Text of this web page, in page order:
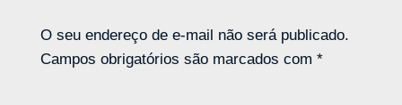
O seu endereço de e-mail não será publicado.
Campos obrigatórios são marcados com *